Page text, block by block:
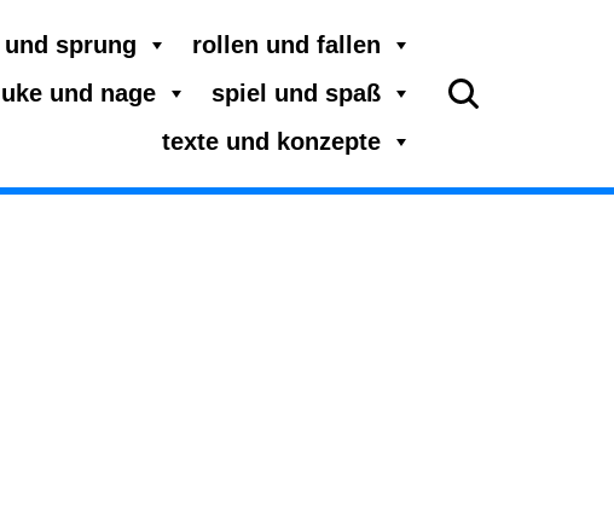
rollen und fallen
sprung
spiel und spaß
uke und nage
texte und konzepte